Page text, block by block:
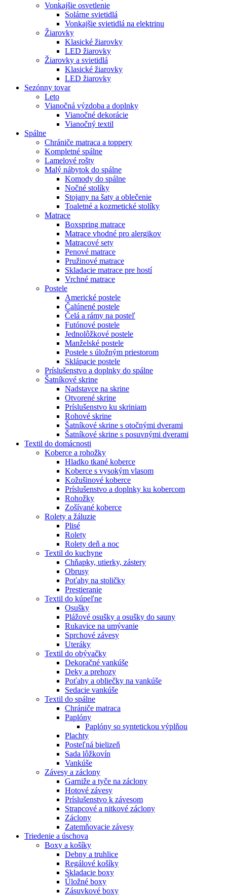
Vonkajšie osvetlenie
Solárne svietidlá
Vonkajšie svietidlá na elektrinu
Žiarovky
Klasické žiarovky
LED žiarovky
Žiarovky a svietidlá
Klasické žiarovky
LED žiarovky
Sezónny tovar
Leto
Vianočná výzdoba a doplnky
Vianočné dekorácie
Vianočný textil
Spálne
Chrániče matraca a toppery
Kompletné spálne
Lamelové rošty
Malý nábytok do spálne
Komody do spálne
Nočné stolíky
Stojany na šaty a oblečenie
Toaletné a kozmetické stolíky
Matrace
Boxspring matrace
Matrace vhodné pro alergikov
Matracové sety
Penové matrace
Pružinové matrace
Skladacie matrace pre hostí
Vrchné matrace
Postele
Americké postele
Čalúnené postele
Čelá a rámy na posteľ
Futónové postele
Jednolôžkové postele
Manželské postele
Postele s úložným priestorom
Sklápacie postele
Príslušenstvo a doplnky do spálne
Šatníkové skrine
Nadstavce na skrine
Otvorené skrine
Príslušenstvo ku skriniam
Rohové skrine
Šatníkové skrine s otočnými dverami
Šatníkové skrine s posuvnými dverami
Textil do domácnosti
Koberce a rohožky
Hladko tkané koberce
Koberce s vysokým vlasom
Kožušinové koberce
Príslušenstvo a doplnky ku kobercom
Rohožky
Zošívané koberce
Rolety a žáluzie
Plisé
Rolety
Rolety deň a noc
Textil do kuchyne
Chňapky, utierky, zástery
Obrusy
Poťahy na stoličky
Prestieranie
Textil do kúpeľne
Osušky
Plážové osušky a osušky do sauny
Rukavice na umývanie
Sprchové závesy
Uteráky
Textil do obývačky
Dekoračné vankúše
Deky a prehozy
Poťahy a obliečky na vankúše
Sedacie vankúše
Textil do spálne
Chrániče matraca
Paplóny
Paplóny so syntetickou výplňou
Plachty
Posteľná bielizeň
Sada lôžkovín
Vankúše
Závesy a záclony
Garniže a tyče na záclony
Hotové závesy
Príslušenstvo k závesom
Strapcové a nitkové záclony
Záclony
Zatemňovacie závesy
Triedenie a úschova
Boxy a košíky
Debny a truhlice
Regálové košíky
Skladacie boxy
Úložné boxy
Zásuvkové boxy